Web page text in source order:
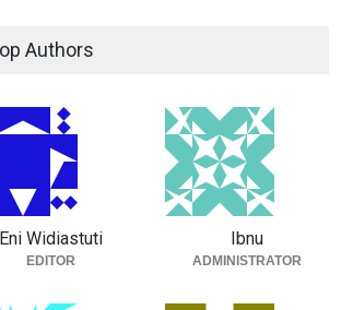
Authors
Widiastuti
EDITOR
Ibnu
ADMINISTRATOR